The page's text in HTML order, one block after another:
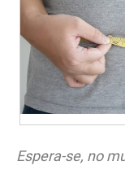
Espera-se, no